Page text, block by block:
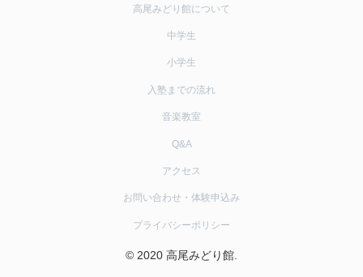
高尾みどり館について
中学生
小学生
入塾までの流れ
音楽教室
Q&A
アクセス
お問い合わせ・体験申込み
プライバシーポリシー
© 2020 高尾みどり館.